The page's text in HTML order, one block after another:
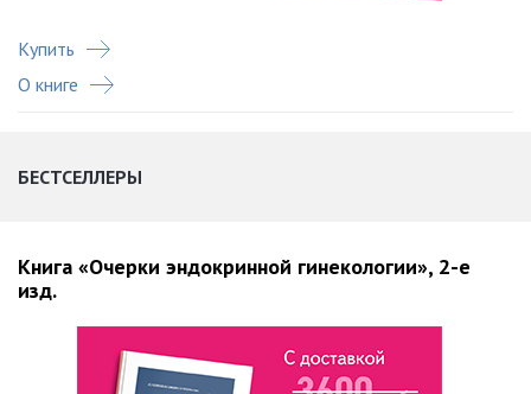
Купить
О книге
БЕСТСЕЛЛЕРЫ
Книга «Очерки эндокринной гинекологии», 2-е
изд.